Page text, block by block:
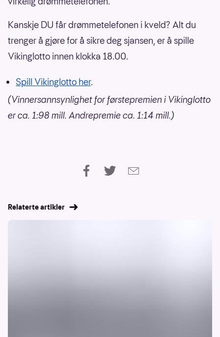
Kanskje DU får drømmetelefonen i kveld? Alt du
trenger å gjøre for å sikre deg sjansen, er å spille
Vikinglotto innen klokka 18.00.
Spill Vikinglotto her.
(Vinnersannsynlighet for førstepremien i Vikinglotto
er ca. 1:98 mill. Andrepremie ca. 1:14 mill.)
Relaterte artikler